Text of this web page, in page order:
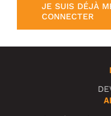
JE SUIS DÉJÀ
CONNECTER